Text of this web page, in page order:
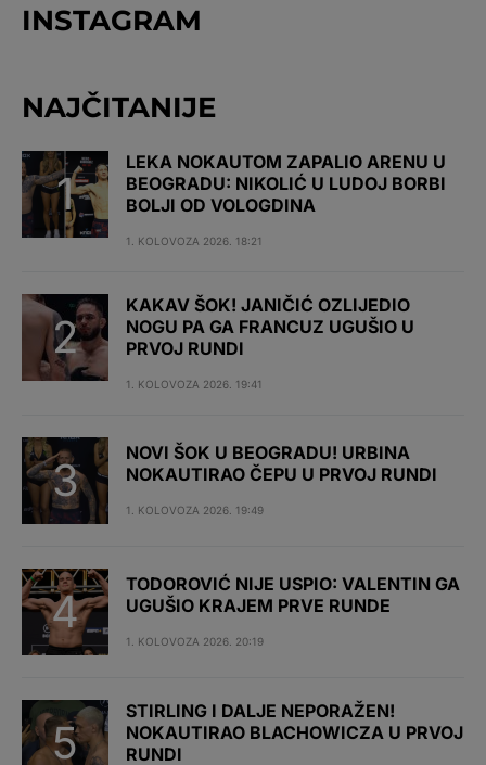
INSTAGRAM
NAJČITANIJE
LEKA NOKAUTOM ZAPALIO ARENU U
BEOGRADU: NIKOLIĆ U LUDOJ BORBI
BOLJI OD VOLOGDINA
1. KOLOVOZA 2026. 18:21
KAKAV ŠOK! JANIČIĆ OZLIJEDIO
NOGU PA GA FRANCUZ UGUŠIO U
PRVOJ RUNDI
1. KOLOVOZA 2026. 19:41
NOVI ŠOK U BEOGRADU! URBINA
NOKAUTIRAO ČEPU U PRVOJ RUNDI
1. KOLOVOZA 2026. 19:49
TODOROVIĆ NIJE USPIO: VALENTIN GA
UGUŠIO KRAJEM PRVE RUNDE
1. KOLOVOZA 2026. 20:19
STIRLING I DALJE NEPORAŽEN!
NOKAUTIRAO BLACHOWICZA U PRVOJ
RUNDI